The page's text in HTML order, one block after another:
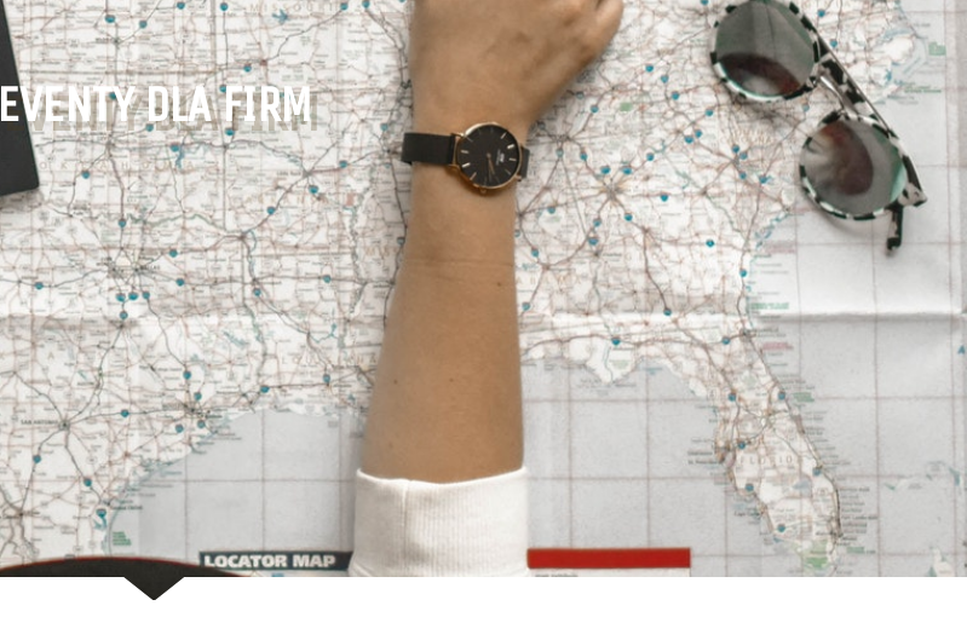
EVENTY DLA FIRM